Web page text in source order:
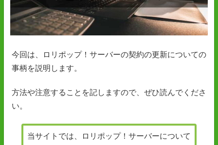
今回は、ロリポップ！サーバーの契約の更新についての
事柄を説明します。
方法や注意することを記しますので、ぜひ読んでくださ
い。
当サイトでは、ロリポップ！サーバーについて